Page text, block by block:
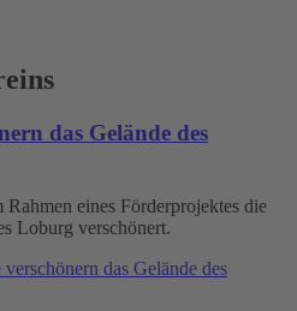
das Gelände des
eines Förderprojektes die
Loburg verschönert.
das Gelände des